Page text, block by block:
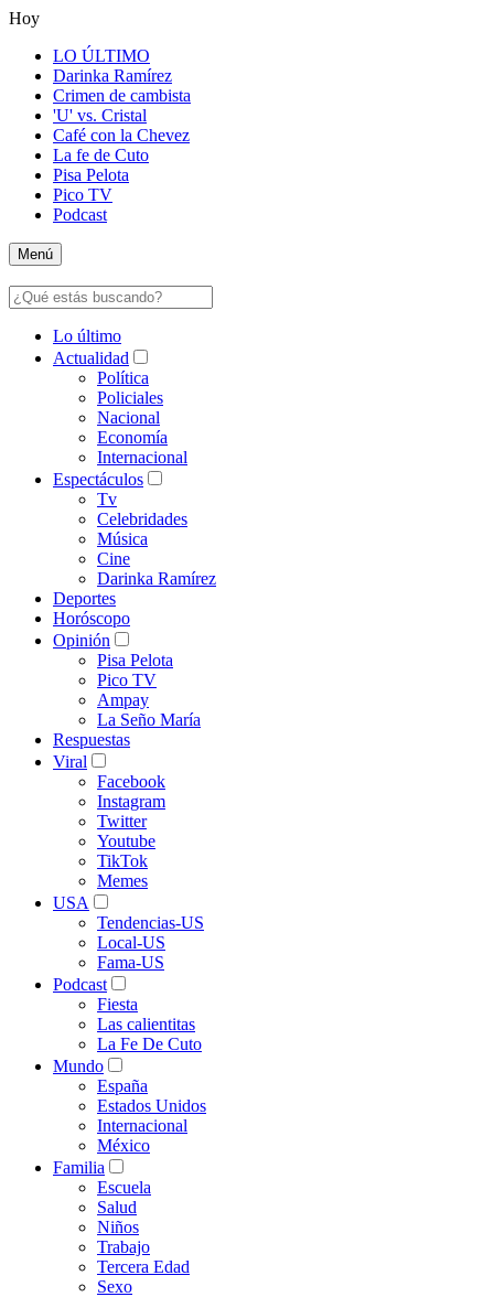
Hoy
LO ÚLTIMO
Darinka Ramírez
Crimen de cambista
'U' vs. Cristal
Café con la Chevez
La fe de Cuto
Pisa Pelota
Pico TV
Podcast
Menú
Lo último
Actualidad
Política
Policiales
Nacional
Economía
Internacional
Espectáculos
Tv
Celebridades
Música
Cine
Darinka Ramírez
Deportes
Horóscopo
Opinión
Pisa Pelota
Pico TV
Ampay
La Seño María
Respuestas
Viral
Facebook
Instagram
Twitter
Youtube
TikTok
Memes
USA
Tendencias-US
Local-US
Fama-US
Podcast
Fiesta
Las calientitas
La Fe De Cuto
Mundo
España
Estados Unidos
Internacional
México
Familia
Escuela
Salud
Niños
Trabajo
Tercera Edad
Sexo